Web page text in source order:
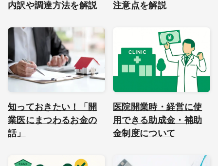
内訳や調達方法を解説
注意点を解説
知っておきたい！「開
業医にまつわるお金の
話」
医院開業時・経営に使
用できる助成金・補助
金制度について